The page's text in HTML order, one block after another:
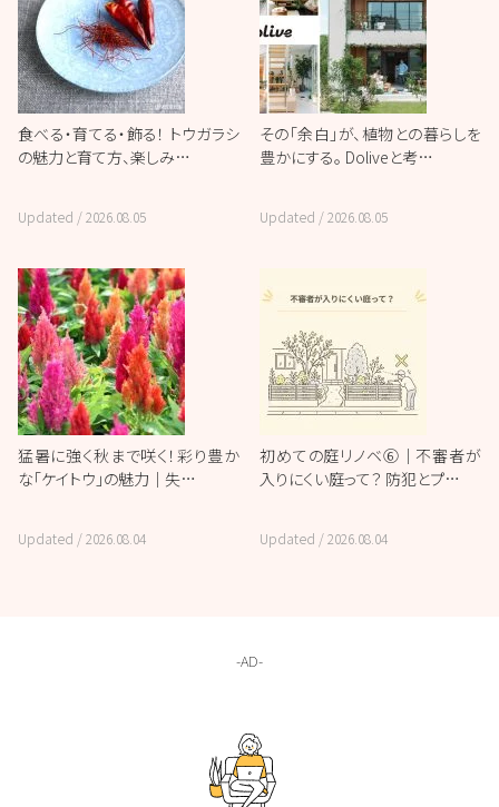
食べる・育てる・飾る！ トウガラシ
の魅力と育て方、楽しみ…
Updated /2026.08.05
その「余白」が、植物との暮らしを
豊かにする。 Doliveと考…
Updated /2026.08.05
猛暑に強く秋まで咲く！彩り豊か
な「ケイトウ」の魅力｜失…
Updated /2026.08.04
初めての庭リノベ⑥｜不審者が
入りにくい庭って？ 防犯とプ…
Updated /2026.08.04